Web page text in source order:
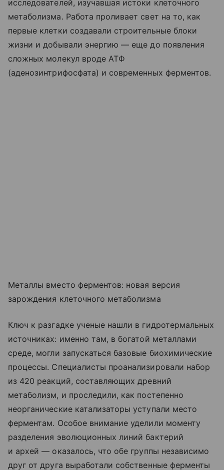
исследователей, изучавшая истоки клеточного
метаболизма. Работа проливает свет на то, как
первые клетки создавали строительные блоки
жизни и добывали энергию — еще до появления
сложных молекул вроде АТФ
(аденозинтрифосфата) и современных ферментов.
Металлы вместо ферментов: новая версия
зарождения клеточного метаболизма
Ключ к разгадке ученые нашли в гидротермальных
источниках: именно там, в богатой металлами
среде, могли запускаться базовые биохимические
процессы. Специалисты проанализировали набор
из 420 реакций, составляющих древний
метаболизм, и проследили, как постепенно
неорганические катализаторы уступали место
ферментам. Особое внимание уделили моменту
разделения эволюционных линий бактерий
и архей — оказалось, что обе группы независимо
друг от друга выработали собственные ферменты